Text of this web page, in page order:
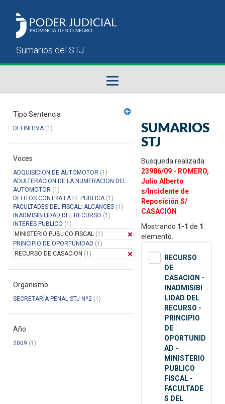
Sumarios del STJ
Manual del Usuario
Tipo Sentencia
DEFINITIVA(1)
Voces
ADQUISICION DE AUTOMOTOR (1)
ADULTERACION DE LA NUMERACION DEL
AUTOMOTOR (1)
DELITOS CONTRA LA FE PUBLICA(1)
FACULTADES DEL FISCAL: ALCANCES (1)
INADMISIBILIDAD DEL RECURSO (1)
INTERES PUBLICO (1)
MINISTERIO PUBLICO FISCAL (1)
PRINCIPIO DE OPORTUNIDAD (1)
RECURSO DE CASACION (1)
Organismo
SECRETARÍA PENAL STJ Nº2 (1)
Año
2009 (1)
SUMARIOS
STJ
Busqueda realizada:
23986/09 - ROMERO,
Julio Alberto
s/Incidente de
Reposición S/
CASACIÓN
Mostrando 1-1 de 1
elemento.
RECURSO
DE
CASACION -
INADMISIBI
LIDAD DEL
RECURSO -
PRINCIPIO
DE
OPORTUNID
AD -
MINISTERIO
PUBLICO
FISCAL -
FACULTADE
S DEL